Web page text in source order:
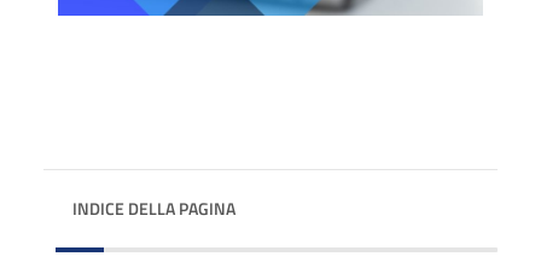
INDICE DELLA PAGINA